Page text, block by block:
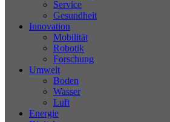
Service
Gesundheit
Innovation
Mobilität
Robotik
Forschung
Umwelt
Boden
Wasser
Luft
Energie